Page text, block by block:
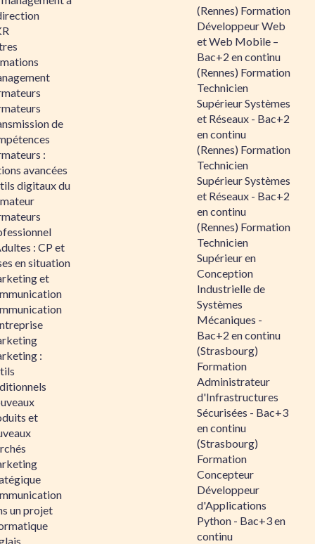
de
:
avancées
digitaux du
: CP et
en situation
et
:
et
un projet
(Rennes) Formation
Développeur Web
et Web Mobile –
Bac+2 en continu
(Rennes) Formation
Technicien
Supérieur Systèmes
et Réseaux - Bac+2
en continu
(Rennes) Formation
Technicien
Supérieur Systèmes
et Réseaux - Bac+2
en continu
(Rennes) Formation
Technicien
Supérieur en
Conception
Industrielle de
Systèmes
Mécaniques -
Bac+2 en continu
(Strasbourg)
Formation
Administrateur
d'Infrastructures
Sécurisées - Bac+3
en continu
(Strasbourg)
Formation
Concepteur
Développeur
d'Applications
Python - Bac+3 en
continu